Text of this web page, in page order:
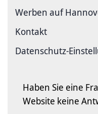
Werben auf
Kontakt
Datenschutz-
Haben Sie eine
Website keine